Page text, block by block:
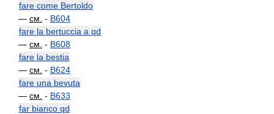
fare come Bertoldo
— см. - B604
fare la bertuccia a qd
— см. - B608
fare la bestia
— см. - B624
fare una bevuta
— см. - B633
far bianco qd